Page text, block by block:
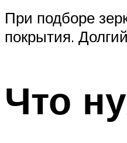
При подборе
покрытия.
Что